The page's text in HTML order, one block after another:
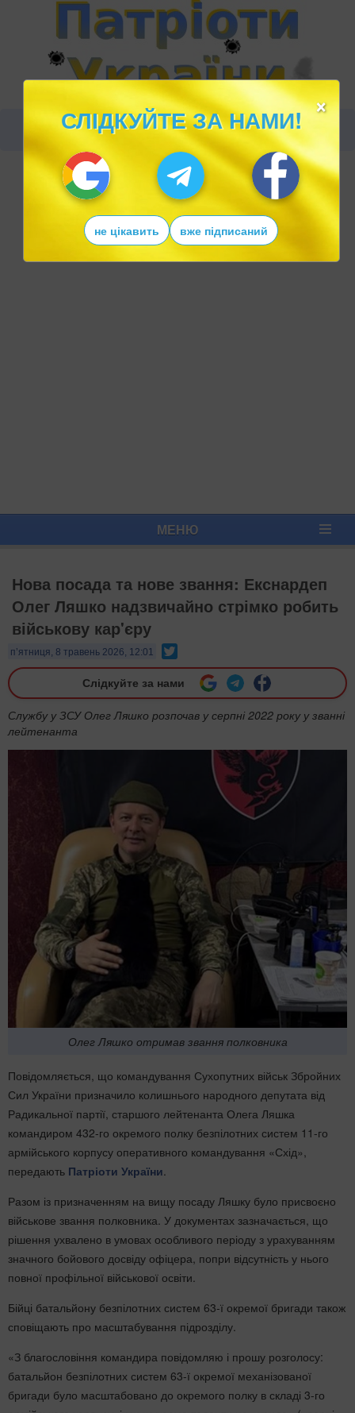
МЕНЮ
Нова посада та нове звання: Екснардеп
Олег Ляшко надзвичайно стрімко робить
військову кар'єру
п’ятниця, 8 травень 2026, 12:01
Слідкуйте за нами
Службу у ЗСУ Олег Ляшко розпочав у серпні 2022 року у званні
лейтенанта
Олег Ляшко отримав звання полковника
Повідомляється, що командування Сухопутних військ Збройних
Сил України призначило колишнього народного депутата від
Радикальної партії, старшого лейтенанта Олега Ляшка
командиром 432-го окремого полку безпілотних систем 11-го
армійського корпусу оперативного командування «Схід»,
передають Патріоти України
Разом із призначенням на вищу посаду Ляшку було присвоєно
військове звання полковника. У документах зазначається, що
рішення ухвалено в умовах особливого періоду з урахуванням
значного бойового досвіду офіцера, попри відсутність у нього
повної профільної військової освіти.
Бійці батальйону безпілотних систем 63-ї окремої бригади також
сповіщають про масштабування підрозділу.
«З благословіння командира повідомляю і прошу розголосу:
батальйон безпілотних систем 63-ї окремої механізованої
бригади було масштабовано до окремого полку в складі 3-го
×
СЛІДКУЙТЕ ЗА НАМИ!
не цікавить вже підписаний